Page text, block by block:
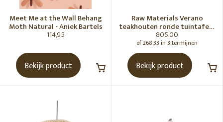
Meet Me at the Wall Behang
Moth Natural - Aniek Bartels
114,95
Bekijk product
Raw Materials Verano
teakhouten ronde tuintafel -
Ø100 cm
805,00
of 268,33 in 3 termijnen
Bekijk product